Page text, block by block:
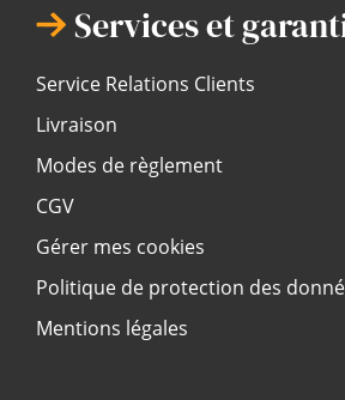
Services et
Service Relations Clients
Livraison
Modes de règlement
CGV
Gérer mes cookies
Politique de protection des
Mentions légales